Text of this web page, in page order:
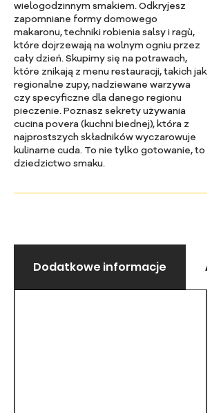
wielogodzinnym smakiem. Odkryjesz
zapomniane formy domowego
makaronu, techniki robienia salsy i ragù,
które dojrzewają na wolnym ogniu przez
cały dzień. Skupimy się na potrawach,
które znikają z menu restauracji, takich jak
regionalne zupy, nadziewane warzywa
czy specyficzne dla danego regionu
pieczenie. Poznasz sekrety używania
cucina povera (kuchni biednej), która z
najprostszych składników wyczarowuje
kulinarne cuda. To nie tylko gotowanie, to
Dodatkowe informacje